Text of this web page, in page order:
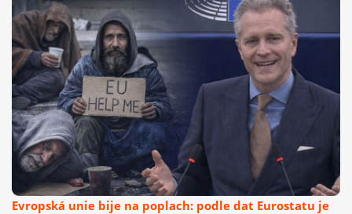
Evropská unie bije na poplach: podle dat Eurostatu je